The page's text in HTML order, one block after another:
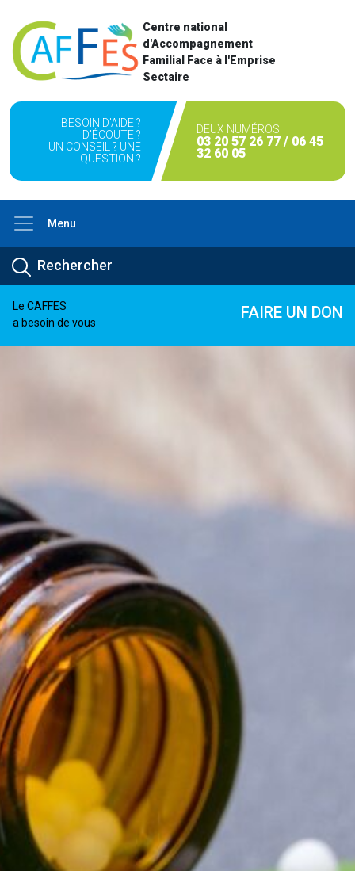
Centre national
d'Accompagnement
Familial Face à l'Emprise
Sectaire
BESOIN D'AIDE ?
D'ÉCOUTE ?
UN CONSEIL ? UNE
QUESTION ?
DEUX NUMÉROS
03 20 57 26 77 / 06 45
32 60 05
Menu
Le CAFFES
a besoin de vous
FAIRE UN DON